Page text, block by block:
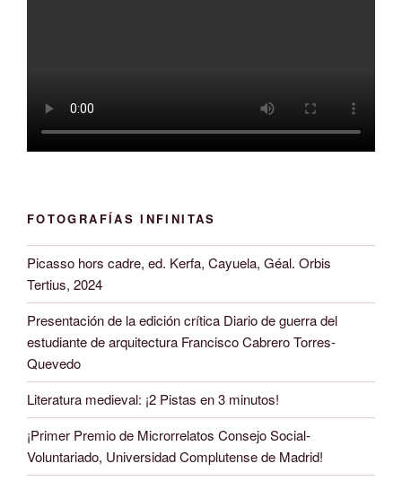
FOTOGRAFÍAS INFINITAS
Picasso hors cadre, ed. Kerfa, Cayuela, Géal. Orbis
Tertius, 2024
Presentación de la edición crítica Diario de guerra del
estudiante de arquitectura Francisco Cabrero Torres-
Quevedo
Literatura medieval: ¡2 Pistas en 3 minutos!
¡Primer Premio de Microrrelatos Consejo Social-
Voluntariado, Universidad Complutense de Madrid!